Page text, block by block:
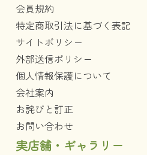
会員規約
特定商取引法に基づく表記
サイトポリシー
外部送信ポリシー
個人情報保護について
会社案内
お詫びと訂正
お問い合わせ
実店舗・ギャラリー